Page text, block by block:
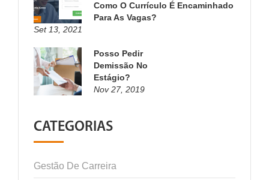
Como O Currículo É Encaminhado
Para As Vagas?
Set 13, 2021
Posso Pedir
Demissão No
Estágio?
Nov 27, 2019
CATEGORIAS
Gestão De Carreira